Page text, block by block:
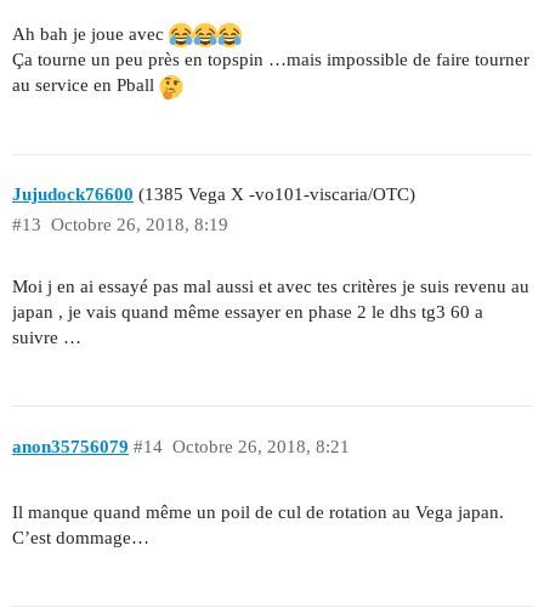
Ah bah je joue avec
Ça tourne un peu près en topspin …mais impossible de faire tourner
au service en Pball
Jujudock76600 (1385 Vega X -vo101-viscaria/OTC)
Octobre 26, 2018, 8:19
#13
Moi j en ai essayé pas mal aussi et avec tes critères je suis revenu au
japan , je vais quand même essayer en phase 2 le dhs tg3 60 a
suivre …
anon35756079 Octobre 26, 2018, 8:21
#14
Il manque quand même un poil de cul de rotation au Vega japan.
C’est dommage…